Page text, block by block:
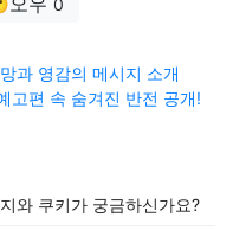
0
과 영감의 메시지 소개
고편 속 숨겨진 반전 공개!
와 쿠키가 궁금하신가요?